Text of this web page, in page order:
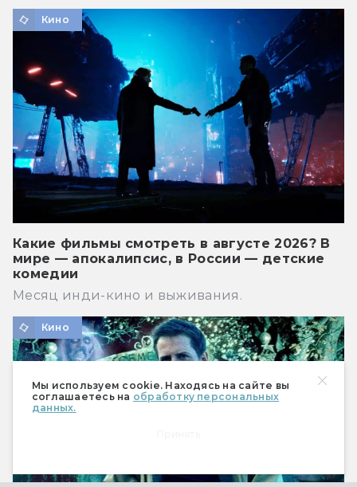
Мы используем cookie. Находясь на сайте вы
соглашаетесь на обработку персональных
данных.
Кино
Какие фильмы смотреть в августе 2026? В
мире — апокалипсис, в России — детские
комедии
Месяц инди-кино и выживания.
Кино